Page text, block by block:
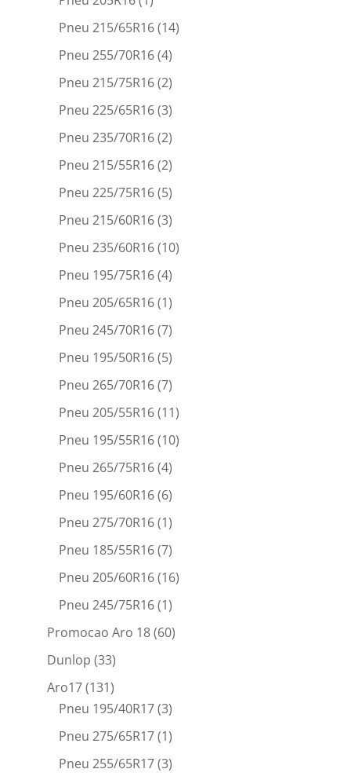
Pneu 215/65R16(14)
Pneu 255/70R16(4)
Pneu 215/75R16(2)
Pneu 225/65R16(3)
Pneu 235/70R16(2)
Pneu 215/55R16(2)
Pneu 225/75R16(5)
Pneu 215/60R16(3)
Pneu 235/60R16(10)
Pneu 195/75R16(4)
Pneu 205/65R16(1)
Pneu 245/70R16(7)
Pneu 195/50R16(5)
Pneu 265/70R16(7)
Pneu 205/55R16(11)
Pneu 195/55R16(10)
Pneu 265/75R16(4)
Pneu 195/60R16(6)
Pneu 275/70R16(1)
Pneu 185/55R16(7)
Pneu 205/60R16(16)
Pneu 245/75R16(1)
Promocao Aro 18(60)
Dunlop (33)
Aro17(131)
Pneu 195/40R17(3)
Pneu 275/65R17(1)
Pneu 255/65R17(3)